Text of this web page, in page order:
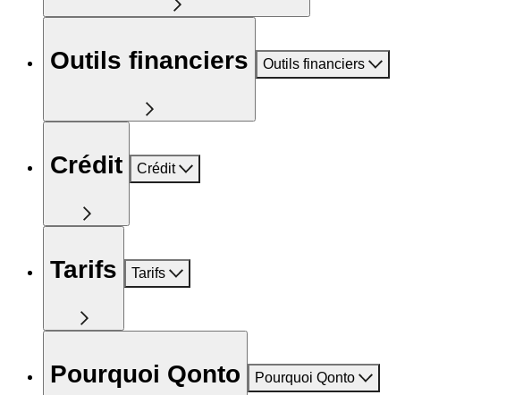
Outils financiers Outils financiers
Crédit Crédit
Tarifs Tarifs
Pourquoi Qonto Pourquoi Qonto